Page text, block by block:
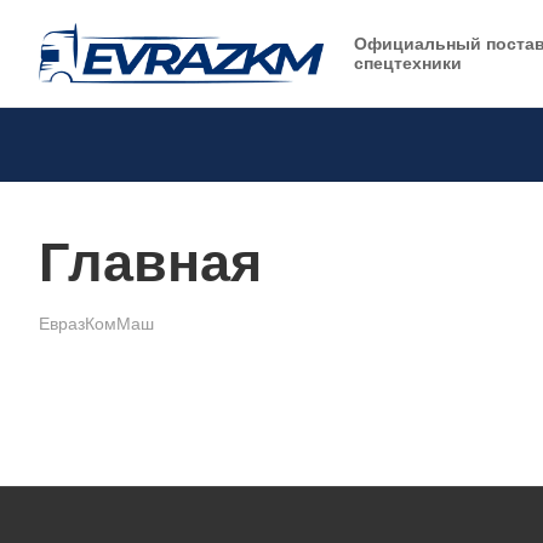
Официальный
спецтехники
Главная
ЕвразКомМаш